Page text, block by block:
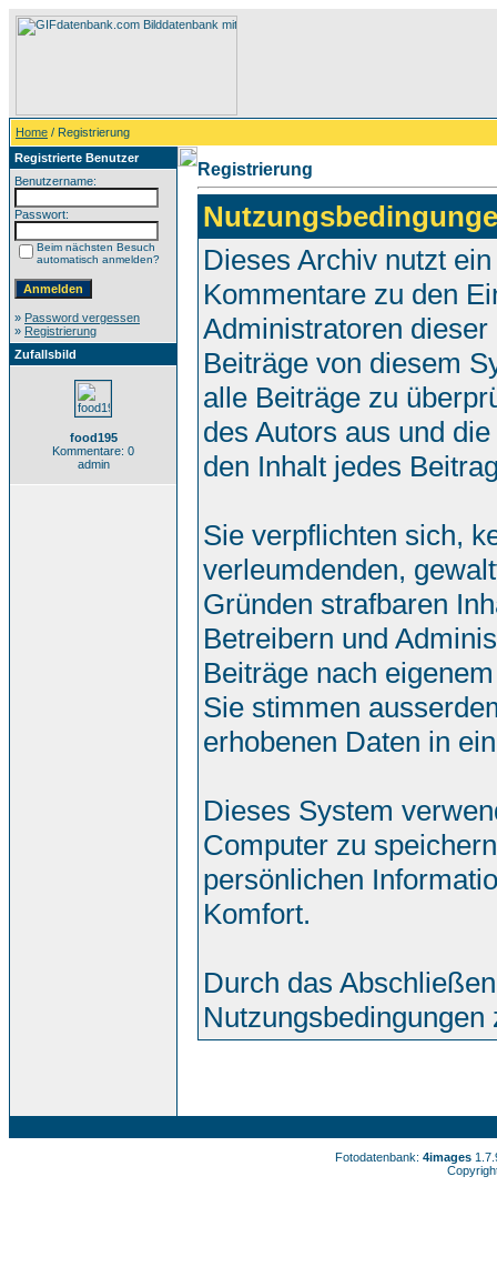
Home / Registrierung
Registrierte Benutzer
Benutzername:
Passwort:
Beim nächsten Besuch
automatisch anmelden?
» Password vergessen
» Registrierung
Zufallsbild
food195
Kommentare: 0
admin
Registrierung
Dieses Archiv nutzt
Kommentare zu den
Administratoren
Beiträge von diesem
alle Beiträge zu
des Autors aus und
den Inhalt jedes
Sie verpflichten sich,
verleumdenden,
Gründen strafbaren
Betreibern und
Beiträge nach
Sie stimmen
erhobenen Daten in
Dieses System
Computer zu
persönlichen
Komfort.
Durch das
Nutzungsbedingungen
Fotodatenbank: 4images